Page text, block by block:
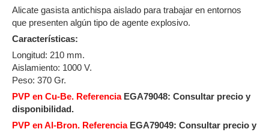
Alicate gasista antichispa aislado para trabajar en entornos
que presenten algún tipo de agente explosivo.
Características:
Longitud: 210 mm.
Aislamiento: 1000 V.
Peso: 370 Gr.
PVP en Cu-Be. ReferenciaEGA79048: Consultar precio y
disponibilidad.
PVP en Al-Bron. ReferenciaEGA79049: Consultar precio y